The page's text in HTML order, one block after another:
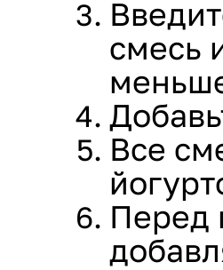
смесь
Все
Перед